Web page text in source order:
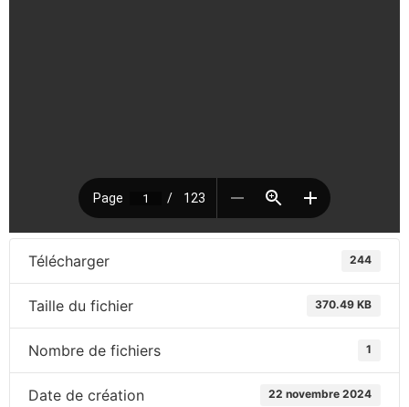
Télécharger 244
Taille du fichier 370.49 KB
Nombre de fichiers 1
Date de création 22 novembre 2024